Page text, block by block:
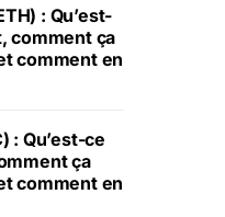
: Qu’est-
comment ça
comment en
: Qu’est-ce
ça
comment en